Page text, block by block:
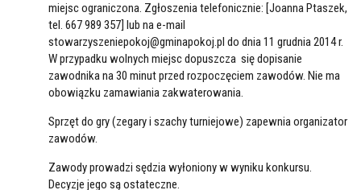
miejsc ograniczona. Zgłoszenia telefonicznie: [Joanna Ptaszek,
tel. 667 989 357] lub na e-mail
stowarzyszeniepokoj@gminapokoj.pl do dnia 11 grudnia 2014 r.
W przypadku wolnych miejsc dopuszcza się dopisanie
zawodnika na 30 minut przed rozpoczęciem zawodów. Nie ma
obowiązku zamawiania zakwaterowania.
Sprzęt do gry (zegary i szachy turniejowe) zapewnia organizator
zawodów.
Zawody prowadzi sędzia wyłoniony w wyniku konkursu.
Decyzje jego są ostateczne.